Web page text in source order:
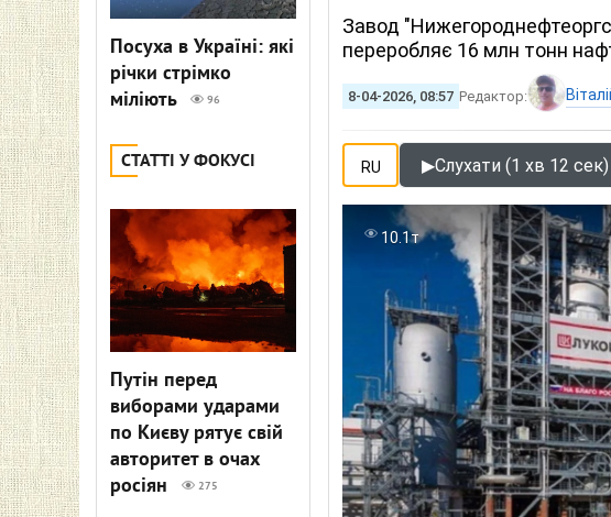
Посуха в Україні: які
річки стрімко
міліють
96
СТАТТІ У ФОКУСІ
Путін перед
виборами ударами
по Києву рятує свій
авторитет в очах
росіян
275
Завод
переробляє 16 млн тонн
8-04-2026, 08:57 Редактор:
RU ▶Слухати (1 хв 12 сек)
10.1т